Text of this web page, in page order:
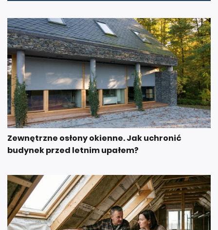
Zewnętrzne osłony okienne. Jak uchronić
budynek przed letnim upałem?